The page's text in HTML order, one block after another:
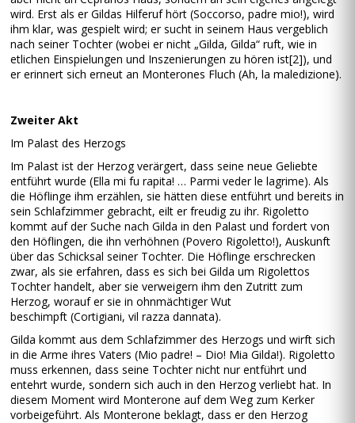
wird. Erst als er Gildas Hilferuf hört (Soccorso, padre mio!), wird
ihm klar, was gespielt wird; er sucht in seinem Haus vergeblich
nach seiner Tochter (wobei er nicht „Gilda, Gilda“ ruft, wie in
etlichen Einspielungen und Inszenierungen zu hören ist[2]), und
er erinnert sich erneut an Monterones Fluch (Ah, la maledizione).
Zweiter Akt
Im Palast des Herzogs
Im Palast ist der Herzog verärgert, dass seine neue Geliebte
entführt wurde (Ella mi fu rapita! … Parmi veder le lagrime). Als
die Höflinge ihm erzählen, sie hätten diese entführt und bereits in
sein Schlafzimmer gebracht, eilt er freudig zu ihr. Rigoletto
kommt auf der Suche nach Gilda in den Palast und fordert von
den Höflingen, die ihn verhöhnen (Povero Rigoletto!), Auskunft
über das Schicksal seiner Tochter. Die Höflinge erschrecken
zwar, als sie erfahren, dass es sich bei Gilda um Rigolettos
Tochter handelt, aber sie verweigern ihm den Zutritt zum
Herzog, worauf er sie in ohnmächtiger Wut
beschimpft (Cortigiani, vil razza dannata).
Gilda kommt aus dem Schlafzimmer des Herzogs und wirft sich
in die Arme ihres Vaters (Mio padre! – Dio! Mia Gilda!). Rigoletto
muss erkennen, dass seine Tochter nicht nur entführt und
entehrt wurde, sondern sich auch in den Herzog verliebt hat. In
diesem Moment wird Monterone auf dem Weg zum Kerker
vorbeigeführt. Als Monterone beklagt, dass er den Herzog